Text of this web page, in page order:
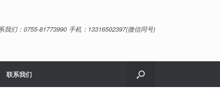
我们：0755-81773990 手机：13316502397(微信同号)
联系我们